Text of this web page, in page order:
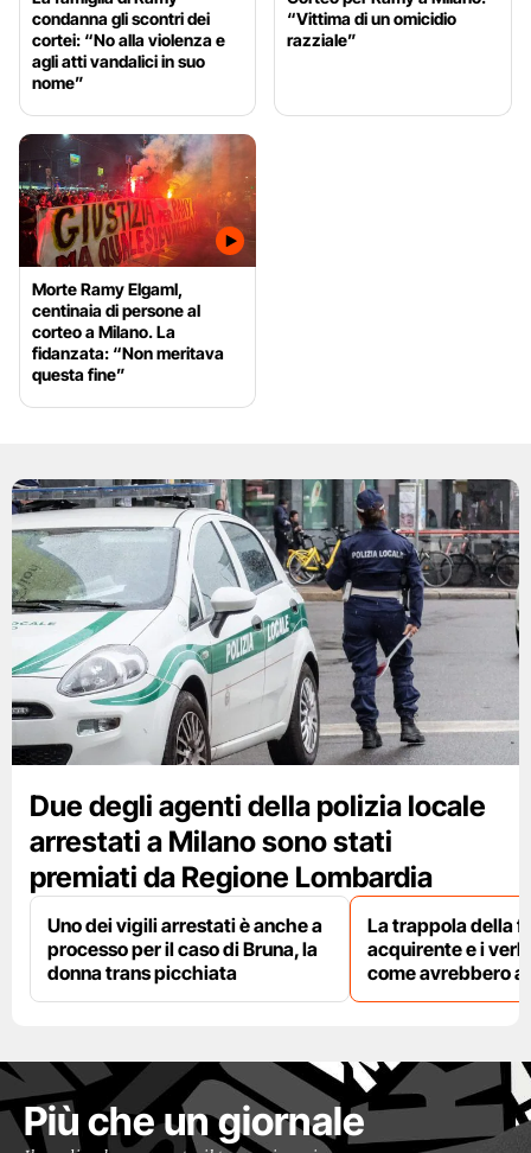
condanna gli scontri dei
cortei: “No alla violenza e
agli atti vandalici in suo
nome”
“Vittima di un omicidio
razziale”
Morte Ramy Elgaml,
centinaia di persone al
corteo a Milano. La
fidanzata: “Non meritava
questa fine”
Due degli agenti della polizia locale
arrestati a Milano sono stati
premiati da Regione Lombardia
Uno dei vigili arrestati è anche a
processo per il caso di Bruna, la
donna trans picchiata
La trappola della
acquirente e i
come avrebbero
Più che un giornale